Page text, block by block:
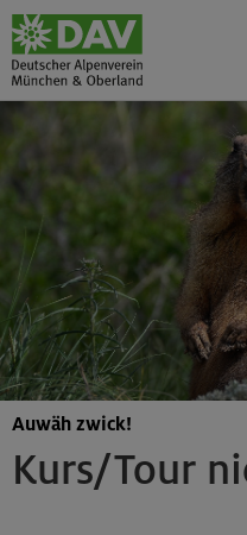
Kurs/Tour
Auwäh zwick!